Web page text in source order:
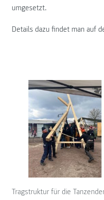
umgesetzt.
Details dazu findet man auf
Tragstruktur für die